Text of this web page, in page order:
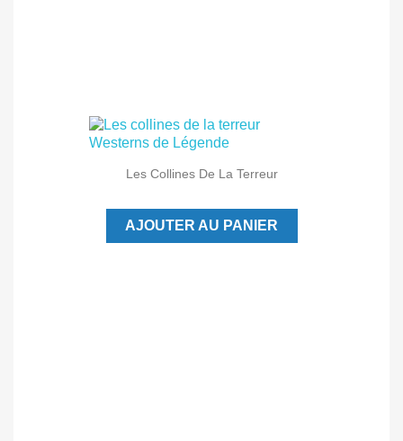
Les Collines De La Terreur
AJOUTER AU PANIER